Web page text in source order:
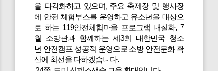
을 다각화하고 있으며, 주요 축제장 및 행사장
에 안전 체험부스를 운영하고 유소년을 대상으
로 하는 119안전체험마을 프로그램 내실화, 7
월 소방관과 함께하는 제3회 대한민국 청소
년 안전캠프 성공적 운영으로 소방 안전문화 확
산에 최선을 다하겠습니다.